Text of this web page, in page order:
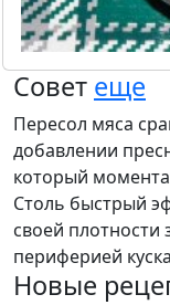
Совет еще
Пересол мяса
добавлении
который
Столь быстрый
своей плотности
периферией
Новые